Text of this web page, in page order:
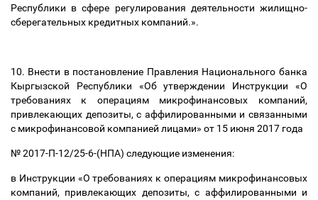
Республики в сфере регулирования деятельности жилищно-
сберегательных кредитных компаний.».
10. Внести в постановление Правления Национального банка
Кыргызской Республики «Об утверждении Инструкции «О
требованиях к операциям микрофинансовых компаний,
привлекающих депозиты, с аффилированными и связанными
с микрофинансовой компанией лицами» от 15 июня 2017 года
№ 2017-П-12/25-6-(НПА) следующие изменения:
в Инструкции «О требованиях к операциям микрофинансовых
компаний, привлекающих депозиты, с аффилированными и